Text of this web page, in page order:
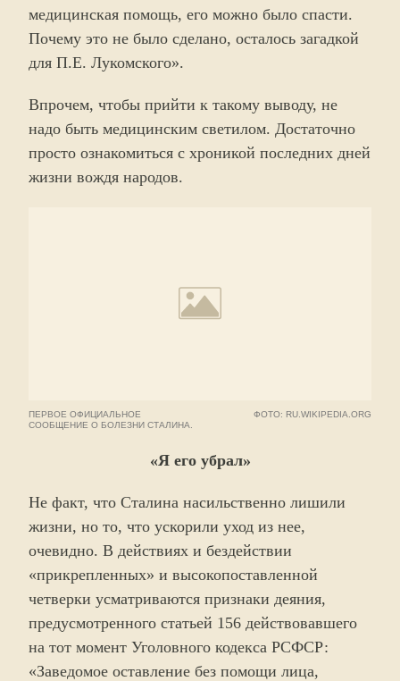
медицинская помощь, его можно было спасти.
Почему это не было сделано, осталось загадкой
для П.Е. Лукомского».
Впрочем, чтобы прийти к такому выводу, не
надо быть медицинским светилом. Достаточно
просто ознакомиться с хроникой последних дней
жизни вождя народов.
ПЕРВОЕ ОФИЦИАЛЬНОЕ
СООБЩЕНИЕ О БОЛЕЗНИ СТАЛИНА.
ФОТО: RU.WIKIPEDIA.ORG
«Я его убрал»
Не факт, что Сталина насильственно лишили
жизни, но то, что ускорили уход из нее,
очевидно. В действиях и бездействии
«прикрепленных» и высокопоставленной
четверки усматриваются признаки деяния,
предусмотренного статьей 156 действовавшего
на тот момент Уголовного кодекса РСФСР:
«Заведомое оставление без помощи лица,